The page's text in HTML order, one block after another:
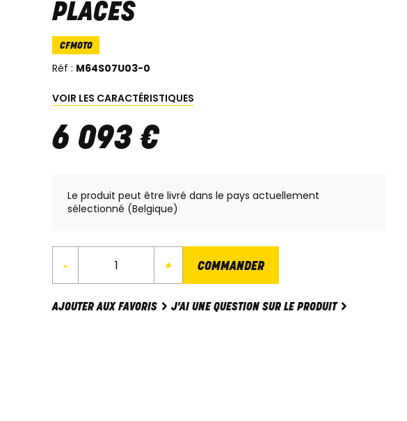
PLACES
CFMOTO
Réf : M64S07U03-0
VOIR LES CARACTÉRISTIQUES
6 093 €
Le produit peut être livré dans le pays actuellement
sélectionné (Belgique)
- + COMMANDER
AJOUTER AUX FAVORIS J'AI UNE QUESTION SUR LE PRODUIT